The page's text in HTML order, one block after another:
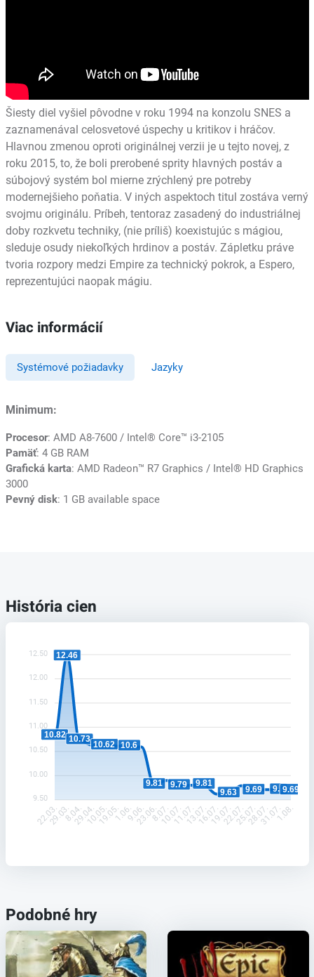
Šiesty diel vyšiel pôvodne v roku 1994 na konzolu SNES a
zaznamenával celosvetové úspechy u kritikov i hráčov.
Hlavnou zmenou oproti originálnej verzii je u tejto novej, z
roku 2015, to, že boli prerobené sprity hlavných postáv a
súbojový systém bol mierne zrýchlený pre potreby
modernejšieho poňatia. V iných aspektoch titul zostáva verný
svojmu originálu. Príbeh, tentoraz zasadený do industriálnej
doby rozkvetu techniky, (nie príliš) koexistujúc s mágiou,
sleduje osudy niekoľkých hrdinov a postáv. Zápletku práve
tvoria rozpory medzi Empire za technický pokrok, a Espero,
reprezentujúci naopak mágiu.
Viac informácií
Systémové požiadavky Jazyky
Minimum:
Procesor: AMD A8-7600 / Intel® Core™ i3-2105
Pamäť: 4 GB RAM
Grafická karta: AMD Radeon™ R7 Graphics / Intel® HD Graphics
3000
Pevný disk: 1 GB available space
História cien
12.50
12.00
11.50
11.00
10.50
10.00
9.50
10.82
12.46
10.73
10.62 10.6
9.81 9.79
9.81
9.63
9.69 9.79.69
22.03.29.03.8.04.29.04.10.05.19.05.1.06.9.06.23.06.8.07.10.07.11.07.13.07.16.07.19.07.22.07.25.07.28.07.31.07.1.08.
Podobné hry